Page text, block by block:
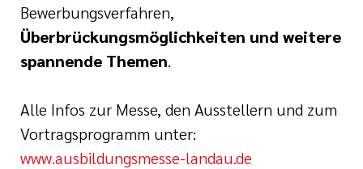
Bewerbungsverfahren,
Überbrückungsmöglichkeiten und weitere
spannende Themen.
Alle Infos zur Messe, den Ausstellern und zum
Vortragsprogramm unter:
www.ausbildungsmesse-landau.de